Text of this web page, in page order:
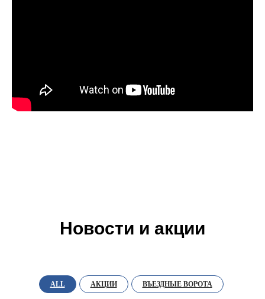
Новости и акции
ALL АКЦИИ ВЪЕЗДНЫЕ ВОРОТА